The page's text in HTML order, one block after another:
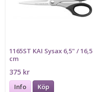
1165ST KAI Sysax 6,5" / 16,5
cm
375 kr
Info Köp